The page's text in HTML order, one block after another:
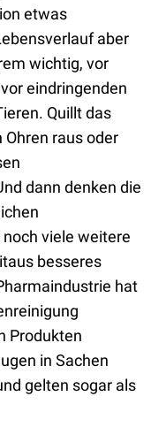
etwas
aber
wichtig, vor
eindringenden
Quillt das
raus oder
dann denken die
viele weitere
besseres
hat
Produkten
in Sachen
gelten sogar als